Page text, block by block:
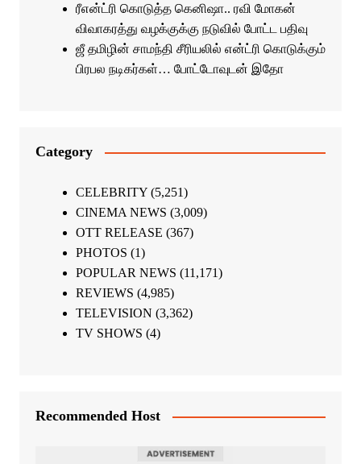
ரீஎன்ட்ரி கொடுத்த கெனிஷா.. ரவி மோகன்
விவாகரத்து வழக்குக்கு நடுவில் போட்ட பதிவு
ஜீ தமிழின் சாமந்தி சீரியலில் என்ட்ரி கொடுக்கும்
பிரபல நடிகர்கள்… போட்டோவுடன் இதோ
Category
CELEBRITY(5,251)
CINEMA NEWS (3,009)
OTT RELEASE (367)
PHOTOS (1)
POPULAR NEWS (11,171)
REVIEWS (4,985)
TELEVISION (3,362)
TV SHOWS (4)
Recommended Host